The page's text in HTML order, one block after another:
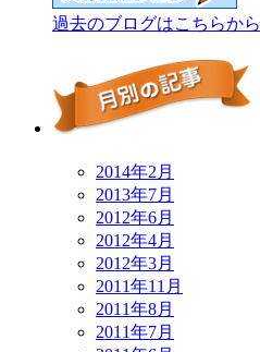
過去のブログはこちらから
2014年2月
2013年7月
2012年6月
2012年4月
2012年3月
2011年11月
2011年8月
2011年7月